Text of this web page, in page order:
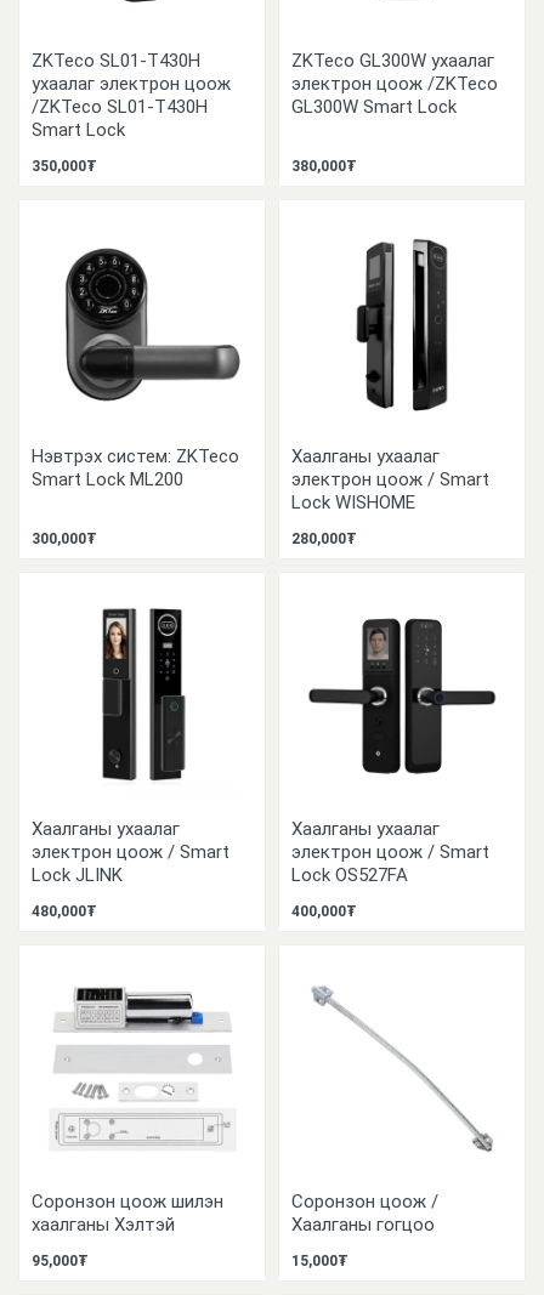
ZKTeco SL01-T430H
ухаалаг электрон цоож
/ZKTeco SL01-T430H
Smart Lock
350,000₮
ZKTeco GL300W ухаалаг
электрон цоож /ZKTeco
GL300W Smart Lock
380,000₮
Нэвтрэх систем: ZKTeco
Smart Lock ML200
300,000₮
Хаалганы ухаалаг
электрон цоож / Smart
Lock WISHOME
280,000₮
Хаалганы ухаалаг
электрон цоож / Smart
Lock JLINK
480,000₮
Хаалганы ухаалаг
электрон цоож / Smart
Lock OS527FA
400,000₮
Соронзон цоож шилэн
хаалганы Хэлтэй
95,000₮
Соронзон цоож /
Хаалганы гогцоо
15,000₮